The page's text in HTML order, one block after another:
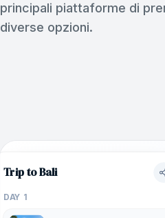
principali piattaforme di
diverse opzioni.
Trip to Bali
DAY 1